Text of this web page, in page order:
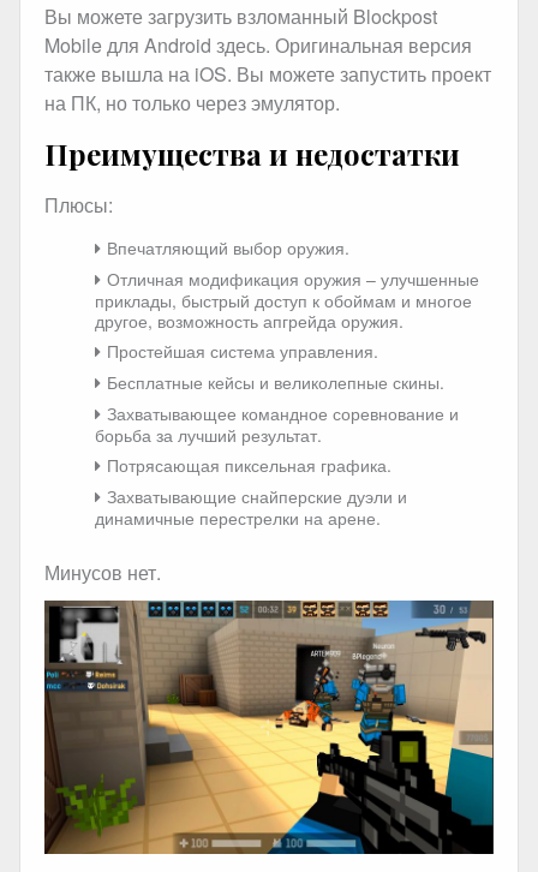
Вы можете загрузить взломанный Blockpost
Mobile для Android здесь. Оригинальная версия
также вышла на iOS. Вы можете запустить проект
на ПК, но только через эмулятор.
Преимущества и недостатки
Плюсы:
Впечатляющий выбор оружия.
Отличная модификация оружия – улучшенные
приклады, быстрый доступ к обоймам и многое
другое, возможность апгрейда оружия.
Простейшая система управления.
Бесплатные кейсы и великолепные скины.
Захватывающее командное соревнование и
борьба за лучший результат.
Потрясающая пиксельная графика.
Захватывающие снайперские дуэли и
динамичные перестрелки на арене.
Минусов нет.